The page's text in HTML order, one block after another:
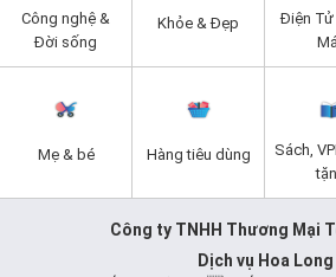
Công nghệ &
Đời sống
Khỏe & Đẹp
Điện Tử
Mẹ & bé Hàng tiêu dùng
Sách,
Công ty TNHH Thương Mại
Dịch vụ Hoa Long